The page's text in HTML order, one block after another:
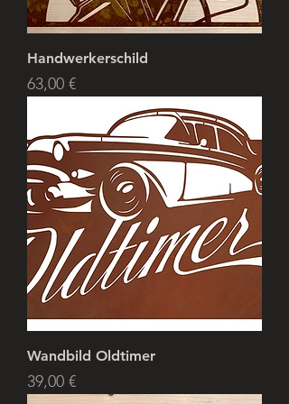
Handwerkerschild
Preis
63,00 €
Wandbild Oldtimer
Preis
39,00 €